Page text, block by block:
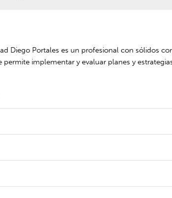
Diego Portales es un profesional con sólidos
implementar y evaluar planes y